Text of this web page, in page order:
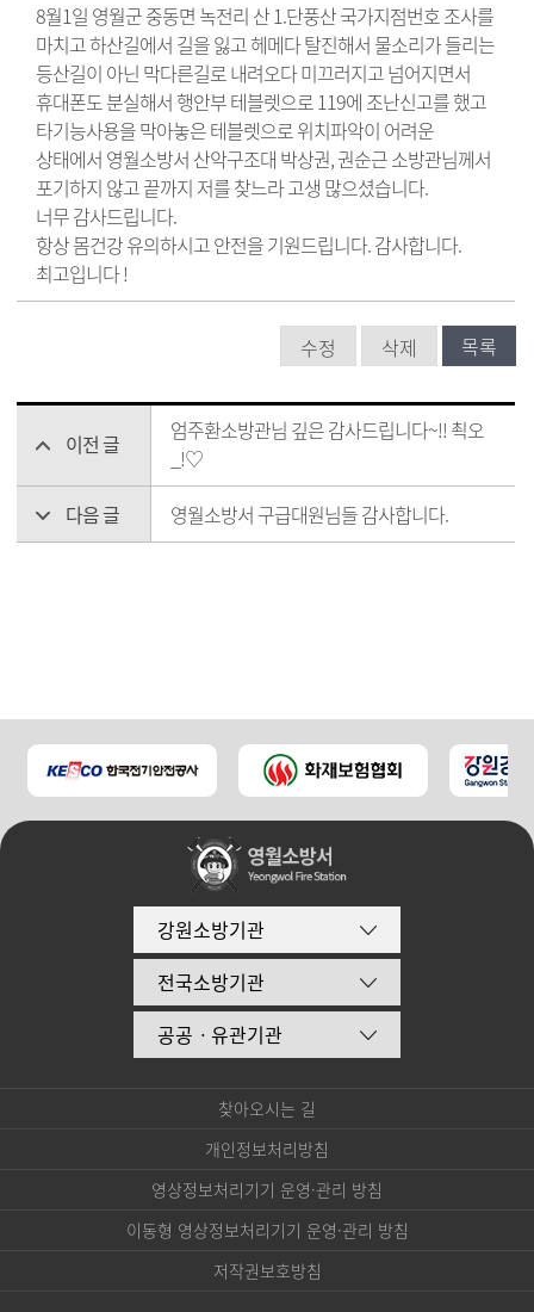
8월1일 영월군 중동면 녹전리 산 1.단풍산 국가지점번호 조사를
마치고 하산길에서 길을 잃고 헤메다 탈진해서 물소리가 들리는
등산길이 아닌 막다른길로 내려오다 미끄러지고 넘어지면서
휴대폰도 분실해서 행안부 테블렛으로 119에 조난신고를 했고
타기능사용을 막아놓은 테블렛으로 위치파악이 어려운
상태에서 영월소방서 산악구조대 박상권, 권순근 소방관님께서
포기하지 않고 끝까지 저를 찾느라 고생 많으셨습니다.
너무 감사드립니다.
항상 몸건강 유의하시고 안전을 기원드립니다. 감사합니다.
최고입니다 !
수정 삭제 목록
이전 글
엄주환소방관님 깊은 감사드립니다~!! 쵝오
_!♡
다음 글
영월소방서 구급대원님들 감사합니다.
강원소방기관
전국소방기관
공공ㆍ유관기관
찾아오시는 길
개인정보처리방침
영상정보처리기기 운영·관리 방침
이동형 영상정보처리기기 운영·관리 방침
저작권보호방침